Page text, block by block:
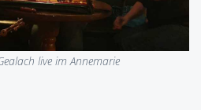
live im Annemarie